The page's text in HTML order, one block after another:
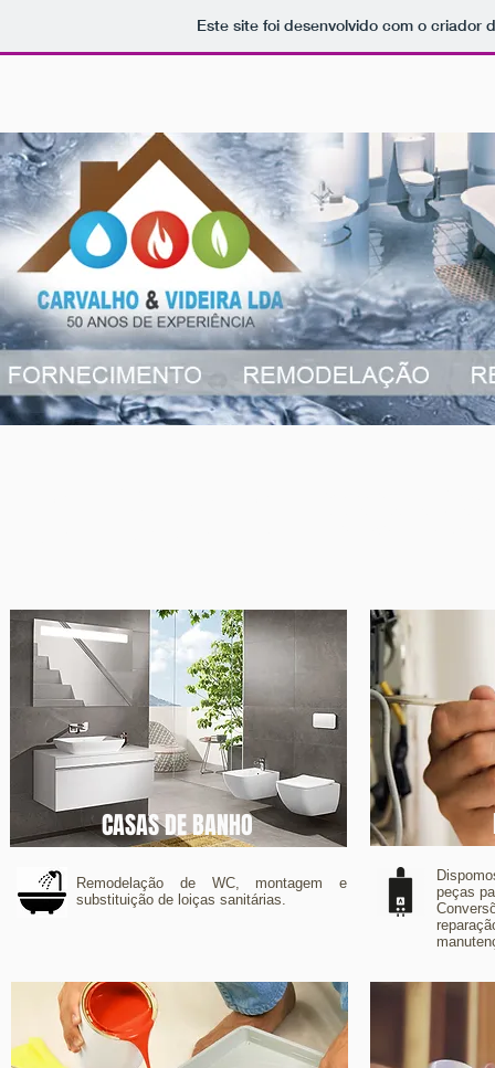
Este site foi desenvolvido com o criador
CASAS DE BANHO
Remodelação de WC, montagem e
substituição de loiças sanitárias.
peças